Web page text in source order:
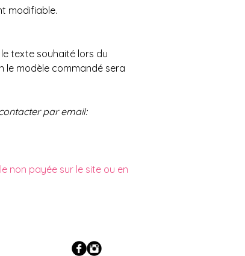
modifiable.
texte souhaité lors du
le modèle commandé sera
par email:
non payée sur le site ou en